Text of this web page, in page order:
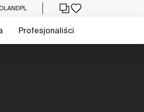
PL
Profesjonaliści